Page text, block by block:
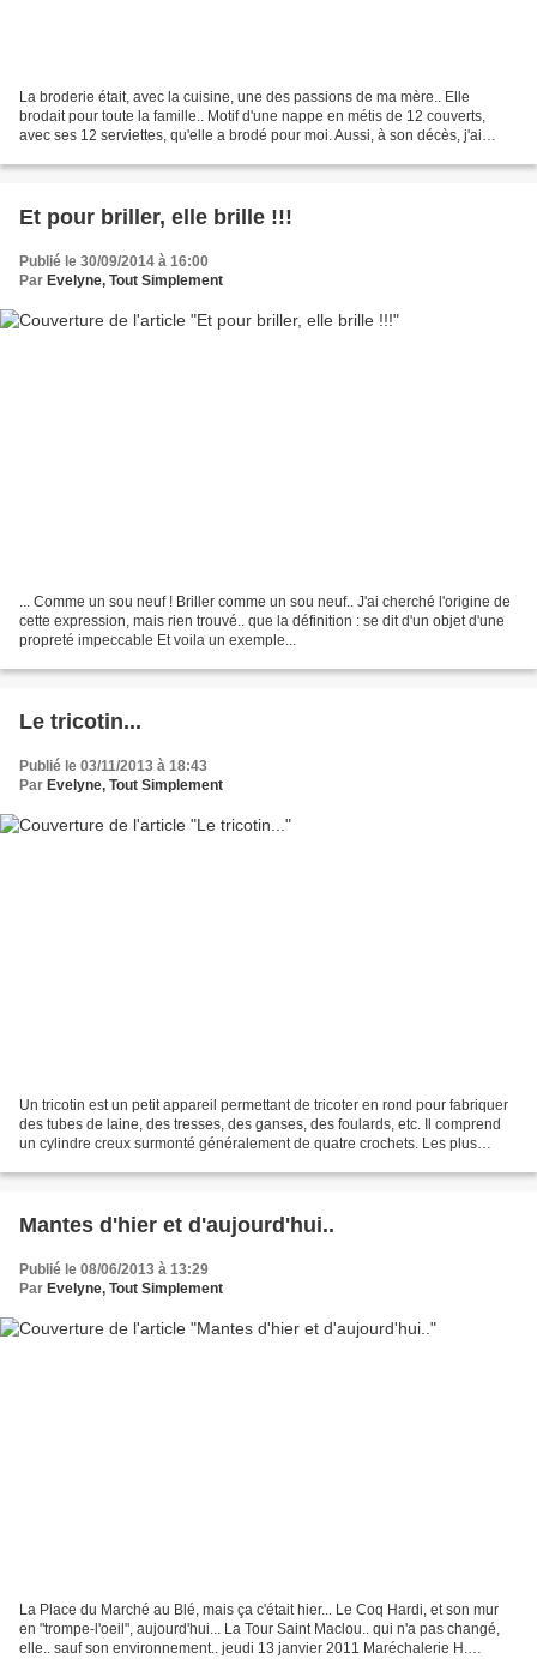
La broderie était, avec la cuisine, une des passions de ma mère.. Elle
brodait pour toute la famille.. Motif d'une nappe en métis de 12 couverts,
avec ses 12 serviettes, qu'elle a brodé pour moi. Aussi, à son décès, j'ai
Et pour briller, elle brille !!!
Publié le 30/09/2014 à 16:00
Par Evelyne, Tout Simplement
... Comme un sou neuf ! Briller comme un sou neuf.. J'ai cherché l'origine de
cette expression, mais rien trouvé.. que la définition : se dit d'un objet d'une
propreté impeccable Et voila un exemple...
Le tricotin...
Publié le 03/11/2013 à 18:43
Par Evelyne, Tout Simplement
Un tricotin est un petit appareil permettant de tricoter en rond pour fabriquer
des tubes de laine, des tresses, des ganses, des foulards, etc. Il comprend
un cylindre creux surmonté généralement de quatre crochets. Les plus
Mantes d'hier et d'aujourd'hui..
Publié le 08/06/2013 à 13:29
Par Evelyne, Tout Simplement
La Place du Marché au Blé, mais ça c'était hier... Le Coq Hardi, et son mur
en "trompe-l'oeil", aujourd'hui... La Tour Saint Maclou.. qui n'a pas changé,
elle.. sauf son environnement.. jeudi 13 janvier 2011 Maréchalerie H.